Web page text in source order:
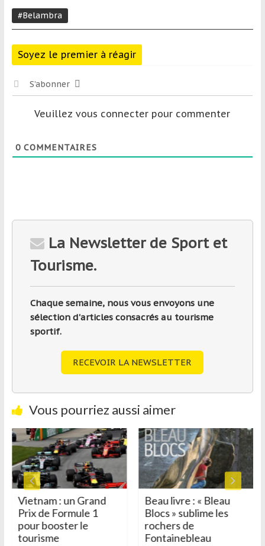
#Belambra
Soyez le premier à réagir
S’abonner
Veuillez vous connecter pour commenter
0COMMENTAIRES
La Newsletter de Sport et
Tourisme.
Chaque semaine, nous vous envoyons une
sélection d'articles consacrés au tourisme
sportif.
RECEVOIR LA NEWSLETTER
Vous pourriez aussi aimer
Vietnam : un Grand
Prix de Formule 1
pour booster le
tourisme
Beau livre : « Bleau
Blocs » sublime les
rochers de
Fontainebleau